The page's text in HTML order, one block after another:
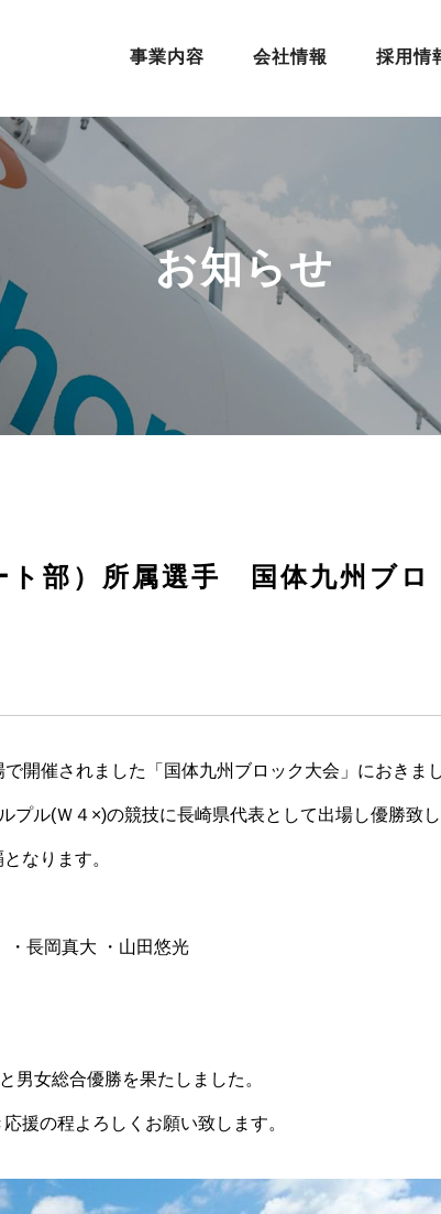
事業内容 会社情報 採用情
お知らせ
ト部）所属選手 国体九州ブロ
開催されました「国体九州ブロック大会」におきま
プル(Ｗ４×)の競技に長崎県代表として出場し優勝致
なります。
覇
・長岡真大 ・山田悠光
男女総合優勝を果たしました。
援の程よろしくお願い致します。